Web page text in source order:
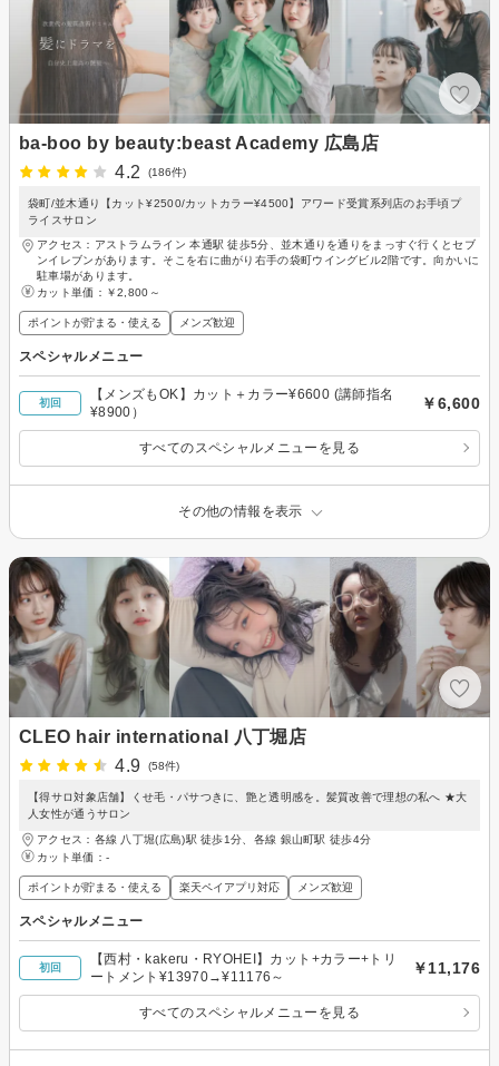
ba-boo by beauty:beast Academy 広島店
4.2
(186件)
袋町/並木通り【カット¥2500/カットカラー¥4500】アワード受賞系列店のお手頃プ
ライスサロン
アクセス：アストラムライン 本通駅 徒歩5分、並木通りを通りをまっすぐ行くとセブ
ンイレブンがあります。そこを右に曲がり右手の袋町ウイングビル2階です。向かいに
駐車場があります。
カット単価： ￥2,800～
ポイントが貯まる・使える メンズ歓迎
スペシャルメニュー
初回
【メンズもOK】カット＋カラー¥6600 (講師指名
¥8900）
￥6,600
すべてのスペシャルメニューを見る
その他の情報を表示
CLEO hair international 八丁堀店
4.9
(58件)
【得サロ対象店舗】くせ毛・パサつきに、艶と透明感を。髪質改善で理想の私へ ★大
人女性が通うサロン
アクセス：各線 八丁堀(広島)駅 徒歩1分、各線 銀山町駅 徒歩4分
カット単価： -
ポイントが貯まる・使える 楽天ペイアプリ対応 メンズ歓迎
スペシャルメニュー
初回
【西村・kakeru・RYOHEI】カット+カラー+トリ
ートメント¥13970→¥11176～
￥11,176
すべてのスペシャルメニューを見る